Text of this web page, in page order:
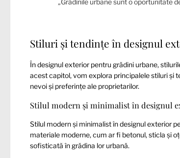
„Grădinile urbane sunt o oportunitate
Stiluri și tendințe în designul
În designul exterior pentru grădini urbane,
acest capitol, vom explora principalele stiluri și
nevoi și preferințe ale proprietarilor.
Stilul modern și minimalist în designul
Stilul modern și minimalist în designul exterior
materiale moderne, cum ar fi betonul, sticla și
sofisticată în grădina lor urbană.